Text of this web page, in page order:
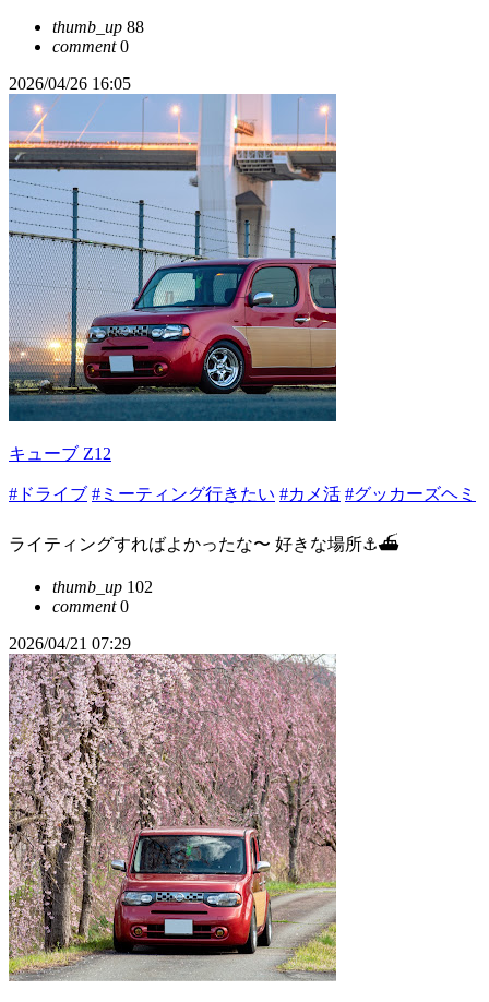
thumb_up 88
comment0
2026/04/26 16:05
キューブ Z12
#ドライブ #ミーティング行きたい #カメ活 #グッカーズヘミ
ライティングすればよかったな〜 好きな場所⚓️⛴️
thumb_up 102
comment0
2026/04/21 07:29